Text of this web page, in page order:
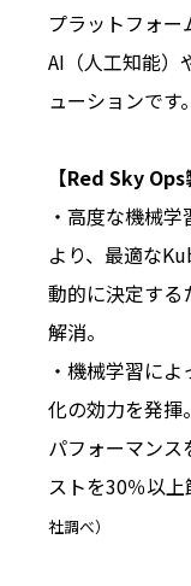
プラットフォ
AI（人工知能）
ューションです。
【Red Sky
・高度な機械
より、最適な
動的に決定する
解消。
・機械学習に
化の効力を発揮
パフォーマンス
ストを30％以上
社調べ）